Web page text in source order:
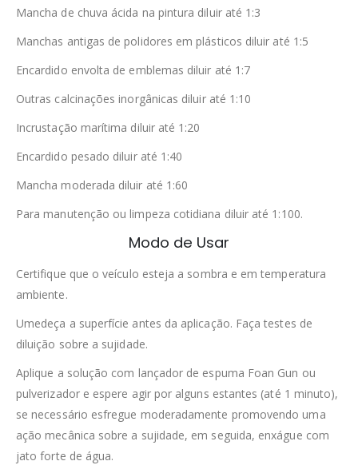
Mancha de chuva ácida na pintura diluir até 1:3
Manchas antigas de polidores em plásticos diluir até 1:5
Encardido envolta de emblemas diluir até 1:7
Outras calcinações inorgânicas diluir até 1:10
Incrustação marítima diluir até 1:20
Encardido pesado diluir até 1:40
Mancha moderada diluir até 1:60
Para manutenção ou limpeza cotidiana diluir até 1:100.
Modo de Usar
Certifique que o veículo esteja a sombra e em temperatura
ambiente.
Umedeça a superfície antes da aplicação. Faça testes de
diluição sobre a sujidade.
Aplique a solução com lançador de espuma Foan Gun ou
pulverizador e espere agir por alguns estantes (até 1 minuto),
se necessário esfregue moderadamente promovendo uma
ação mecânica sobre a sujidade, em seguida, enxágue com
jato forte de água.